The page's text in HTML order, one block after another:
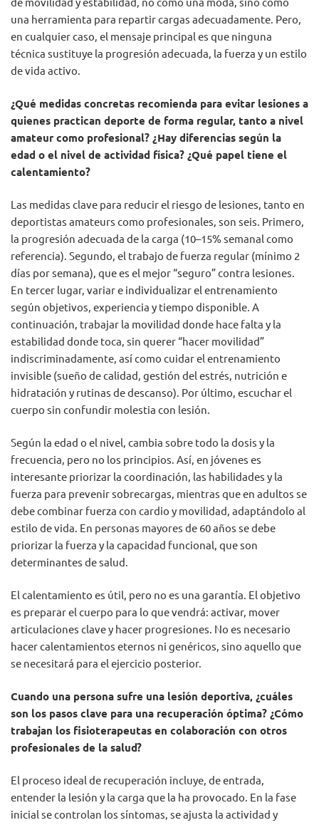
de movilidad y estabilidad, no como una moda, sino como
una herramienta para repartir cargas adecuadamente. Pero,
en cualquier caso, el mensaje principal es que ninguna
técnica sustituye la progresión adecuada, la fuerza y un estilo
de vida activo.
¿Qué medidas concretas recomienda para evitar lesiones a
quienes practican deporte de forma regular, tanto a nivel
amateur como profesional? ¿Hay diferencias según la
edad o el nivel de actividad física? ¿Qué papel tiene el
calentamiento?
Las medidas clave para reducir el riesgo de lesiones, tanto en
deportistas amateurs como profesionales, son seis. Primero,
la progresión adecuada de la carga (10–15% semanal como
referencia). Segundo, el trabajo de fuerza regular (mínimo 2
días por semana), que es el mejor “seguro” contra lesiones.
En tercer lugar, variar e individualizar el entrenamiento
según objetivos, experiencia y tiempo disponible. A
continuación, trabajar la movilidad donde hace falta y la
estabilidad donde toca, sin querer “hacer movilidad”
indiscriminadamente, así como cuidar el entrenamiento
invisible (sueño de calidad, gestión del estrés, nutrición e
hidratación y rutinas de descanso). Por último, escuchar el
cuerpo sin confundir molestia con lesión.
Según la edad o el nivel, cambia sobre todo la dosis y la
frecuencia, pero no los principios. Así, en jóvenes es
interesante priorizar la coordinación, las habilidades y la
fuerza para prevenir sobrecargas, mientras que en adultos se
debe combinar fuerza con cardio y movilidad, adaptándolo al
estilo de vida. En personas mayores de 60 años se debe
priorizar la fuerza y la capacidad funcional, que son
determinantes de salud.
El calentamiento es útil, pero no es una garantía. El objetivo
es preparar el cuerpo para lo que vendrá: activar, mover
articulaciones clave y hacer progresiones. No es necesario
hacer calentamientos eternos ni genéricos, sino aquello que
se necesitará para el ejercicio posterior.
Cuando una persona sufre una lesión deportiva, ¿cuáles
son los pasos clave para una recuperación óptima? ¿Cómo
trabajan los fisioterapeutas en colaboración con otros
profesionales de la salud?
El proceso ideal de recuperación incluye, de entrada,
entender la lesión y la carga que la ha provocado. En la fase
inicial se controlan los síntomas, se ajusta la actividad y